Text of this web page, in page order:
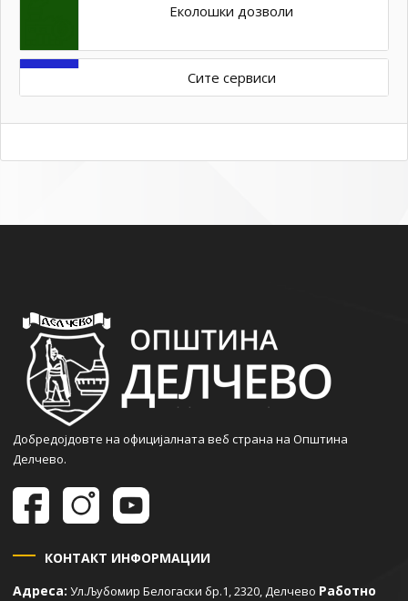
Еколошки дозволи
Сите сервиси
Добредојдовте на официјалната веб страна на Општина
Делчево.
КОНТАКТ ИНФОРМАЦИИ
Адреса: Ул.Љубомир Белогаски бр.1, 2320, Делчево Работно